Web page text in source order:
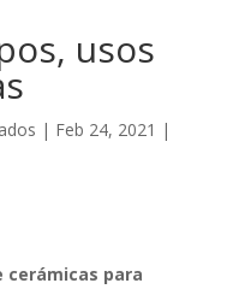
usos
| Feb 24, 2021 |
cerámicas para